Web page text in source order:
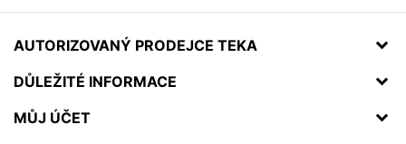
AUTORIZOVANÝ PRODEJCE TEKA
DŮLEŽITÉ INFORMACE
MŮJ ÚČET